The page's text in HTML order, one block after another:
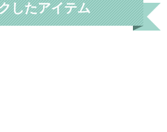
したアイテム